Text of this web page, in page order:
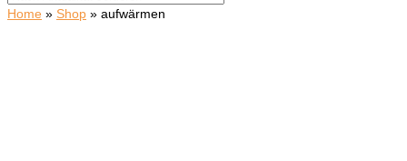
Home » Shop » aufwärmen